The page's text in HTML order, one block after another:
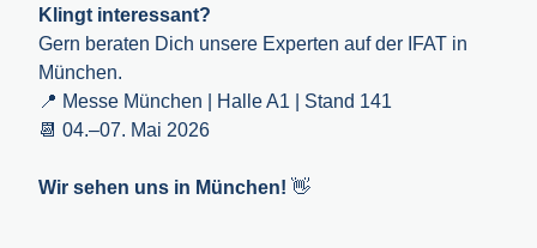
Klingt interessant?
Gern beraten Dich unsere Experten auf der IFAT in
München.
📍 Messe München | Halle A1 | Stand 141
📆 04.–07. Mai 2026
Wir sehen uns in München! 👋